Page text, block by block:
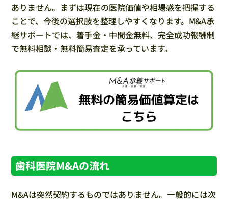
ありません。まずは現在の医院価値や相場感を把握する
ことで、今後の選択肢を整理しやすくなります。M&A承
継サポートでは、着手金・中間金無料、完全成功報酬制
で無料相談・無料簡易査定を承っています。
歯科医院M&Aの流れ
M&Aは突然契約するものではありません。一般的には次